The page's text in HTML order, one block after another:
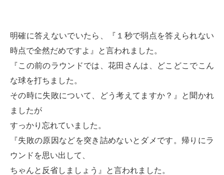
明確に答えないでいたら、『１秒で弱点を答えられない
時点で全然だめですよ』と言われました。
『この前のラウンドでは、花田さんは、どこどこでこん
な球を打ちました。
その時に失敗について、どう考えてますか？』と聞かれ
ましたが
すっかり忘れていました。
『失敗の原因などを突き詰めないとダメです。帰りにラ
ウンドを思い出して、
ちゃんと反省しましょう』と言われました。